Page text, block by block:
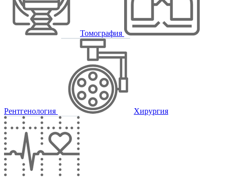
Томография
Рентгенология Хирургия